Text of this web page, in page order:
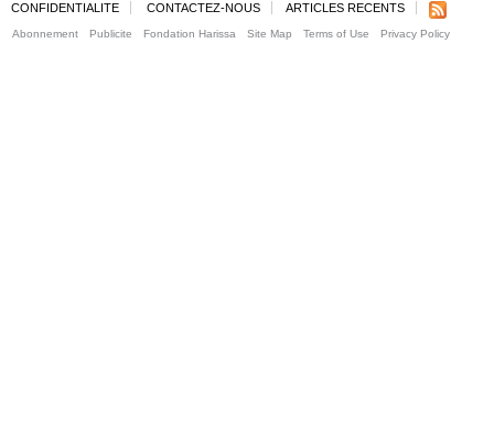
CONFIDENTIALITE CONTACTEZ-NOUS ARTICLES RECENTS
Abonnement Publicite Fondation Harissa Site Map Terms of Use Privacy Policy